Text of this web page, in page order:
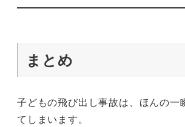
まとめ
子どもの飛び出し事故は、ほんの一
てしまいます。